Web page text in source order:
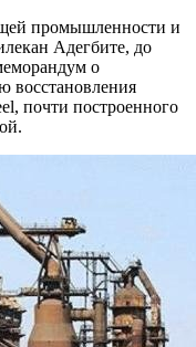
промышленности и
Адегбите, до
о
восстановления
почти построенного